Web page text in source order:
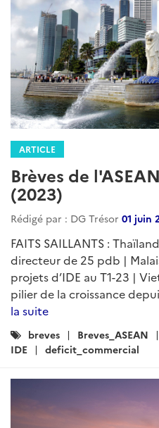
ARTICLE
Brèves de
(2023)
Rédigé par : DG Trésor 01 juin
FAITS SAILLANTS :
directeur de 25 pdb |
projets d’IDE au T1-23 |
pilier de la croissance
la suite
Catégories
:
breves Breves_ASEAN
IDE
deficit_commercial